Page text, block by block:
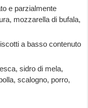
e parzialmente
mozzarella di bufala,
a basso contenuto
sidro di mela,
scalogno, porro,